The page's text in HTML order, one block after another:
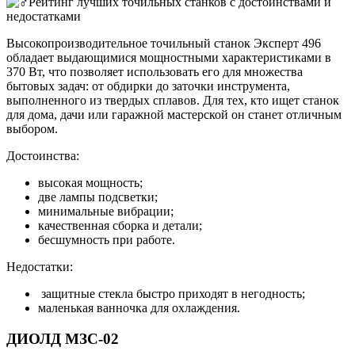
Высокопроизводительное точильный станок Эксперт 496
обладает выдающимися мощностными характеристиками в
370 Вт, что позволяет использовать его для множества
бытовых задач: от обдирки до заточки инструмента,
выполненного из твердых сплавов. Для тех, кто ищет станок
для дома, дачи или гаражной мастерской он станет отличным
выбором.
Достоинства:
высокая мощность;
две лампы подсветки;
минимальные вибрации;
качественная сборка и детали;
бесшумность при работе.
Недостатки:
защитные стекла быстро приходят в негодность;
маленькая ванночка для охлаждения.
ДИОЛД МЗС-02